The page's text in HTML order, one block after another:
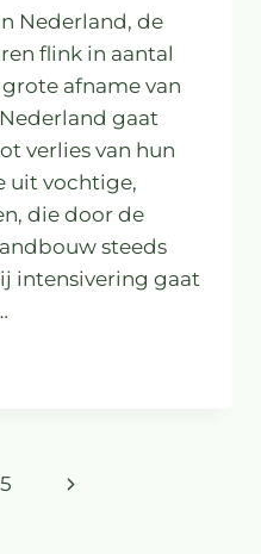
Nederland, de
flink in aantal
afname van
gaat
verlies van hun
uit vochtige,
die door de
steeds
intensivering gaat
5
Volgende